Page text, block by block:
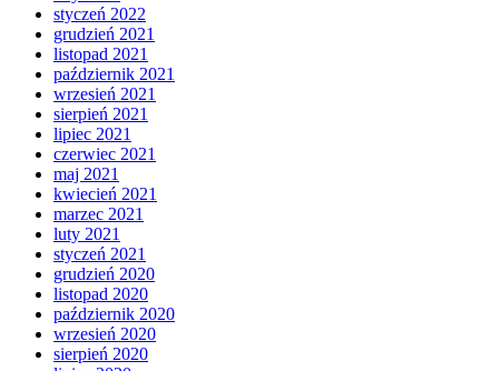
styczeń 2022
grudzień 2021
listopad 2021
październik 2021
wrzesień 2021
sierpień 2021
lipiec 2021
czerwiec 2021
maj 2021
kwiecień 2021
marzec 2021
luty 2021
styczeń 2021
grudzień 2020
listopad 2020
październik 2020
wrzesień 2020
sierpień 2020